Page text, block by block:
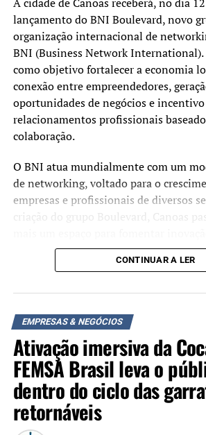
A cidade de Canoas receberá, no dia
lançamento do BNI Boulevard, novo
organização internacional de
BNI (Business Network
como objetivo fortalecer a economia
conexão entre empreendedores,
oportunidades de negócios e incentivo
relacionamentos profissionais
colaboração.
O BNI atua mundialmente com um
de networking, voltado para o
empresas e profissionais de diversos
criação do grupo Boulevard, Canoas
desenvolvimento sustentável e ampliar
empreendedor do município.
Empresários e profissionais
mais sobre o funcionamento do grupo e
participação podem obter informações
(51) 2042-0755.
CONTINUAR A LER
EMPRESAS & NEGÓCIOS
Ativação imersiva da
FEMSA Brasil leva o
dentro do ciclo das
retornáveis